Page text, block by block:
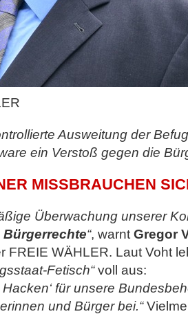
Ausweitung der
ein Verstoß gegen die
MISSBRAUCHEN
Überwachung unserer
“, warnt Gregor
FREIE WÄHLER. Laut Voht
Fetisch“voll aus:
Hacken‘ für unsere
und Bürger bei.“